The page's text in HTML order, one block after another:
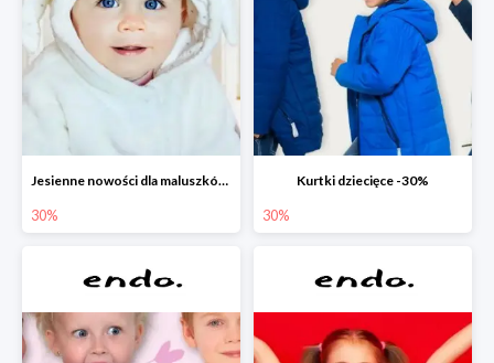
Jesienne nowości dla maluszków -30%
30%
Kurtki dziecięce -30%
30%